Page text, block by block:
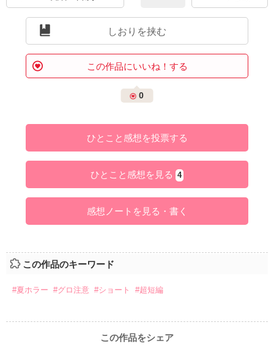
しおりを挟む
この作品にいいね！する
0
ひとこと感想を投票する
ひとこと感想を見る 4
感想ノートを見る・書く
この作品のキーワード
#夏ホラー #グロ注意 #ショート #超短編
この作品をシェア